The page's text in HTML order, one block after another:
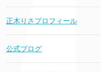
正木りさプロフィール
公式ブログ